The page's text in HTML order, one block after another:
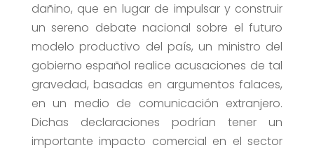
dañino, que en lugar de impulsar y construir
un sereno debate nacional sobre el futuro
modelo productivo del país, un ministro del
gobierno español realice acusaciones de tal
gravedad, basadas en argumentos falaces,
en un medio de comunicación extranjero.
Dichas declaraciones podrían tener un
importante impacto comercial en el sector